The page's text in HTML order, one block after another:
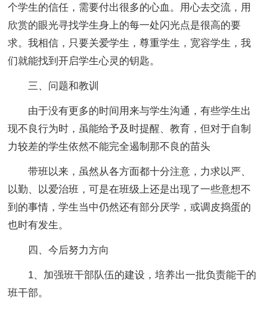
个学生的信任，需要付出很多的心血。用心去交流，用
欣赏的眼光寻找学生身上的每一处闪光点是很高的要
求。我相信，只要关爱学生，尊重学生，宽容学生，我
们就能找到开启学生心灵的钥匙。
三、问题和教训
由于没有更多的时间用来与学生沟通，有些学生出
现不良行为时，虽能给予及时提醒、教育，但对于自制
力较差的学生依然不能完全遏制那不良的苗头
带班以来，虽然从各方面都十分注意，力求以严、
以勤、以爱治班，可是在班级上还是出现了一些意想不
到的事情，学生当中仍然还有部分厌学，或调皮捣蛋的
也时有发生。
四、今后努力方向
1、加强班干部队伍的建设，培养出一批负责能干的
班干部。